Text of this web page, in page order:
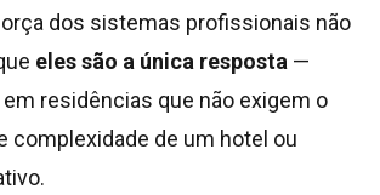
dos sistemas profissionais não
eles são a única resposta —
residências que não exigem o
complexidade de um hotel ou